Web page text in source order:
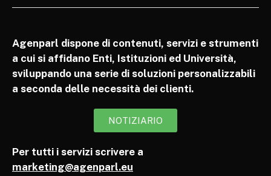
Agenparl dispone di contenuti, servizi e strumenti
a cui si affidano Enti, Istituzioni ed Università,
sviluppando una serie di soluzioni personalizzabili
a seconda delle necessità dei clienti.
NOTIZIARIO
Per tutti i servizi scrivere a
marketing@agenparl.eu